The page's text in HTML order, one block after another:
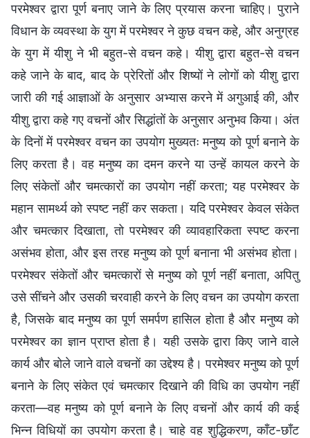
परमेश्वर द्वारा पूर्ण बनाए जाने के लिए प्रयास करना चाहिए। पुराने
विधान के व्यवस्था के युग में परमेश्वर ने कुछ वचन कहे, और अनुग्रह
के युग में यीशु ने भी बहुत-से वचन कहे। यीशु द्वारा बहुत-से वचन
कहे जाने के बाद, बाद के प्रेरितों और शिष्यों ने लोगों को यीशु द्वारा
जारी की गई आज्ञाओं के अनुसार अभ्यास करने में अगुआई की, और
यीशु द्वारा कहे गए वचनों और सिद्धांतों के अनुसार अनुभव किया। अंत
के दिनों में परमेश्वर वचन का उपयोग मुख्यतः मनुष्य को पूर्ण बनाने के
लिए करता है। वह मनुष्य का दमन करने या उन्हें कायल करने के
लिए संकेतों और चमत्कारों का उपयोग नहीं करता; यह परमेश्वर के
महान सामर्थ्य को स्पष्ट नहीं कर सकता। यदि परमेश्वर केवल संकेत
और चमत्कार दिखाता, तो परमेश्वर की व्यावहारिकता स्पष्ट करना
असंभव होता, और इस तरह मनुष्य को पूर्ण बनाना भी असंभव होता।
परमेश्वर संकेतों और चमत्कारों से मनुष्य को पूर्ण नहीं बनाता, अपितु
उसे सींचने और उसकी चरवाही करने के लिए वचन का उपयोग करता
है, जिसके बाद मनुष्य का पूर्ण समर्पण हासिल होता है और मनुष्य को
परमेश्वर का ज्ञान प्राप्त होता है। यही उसके द्वारा किए जाने वाले
कार्य और बोले जाने वाले वचनों का उद्देश्य है। परमेश्वर मनुष्य को पूर्ण
बनाने के लिए संकेत एवं चमत्कार दिखाने की विधि का उपयोग नहीं
करता—वह मनुष्य को पूर्ण बनाने के लिए वचनों और कार्य की कई
भिन्न विधियों का उपयोग करता है। चाहे वह शुद्धिकरण, काँट-छाँट